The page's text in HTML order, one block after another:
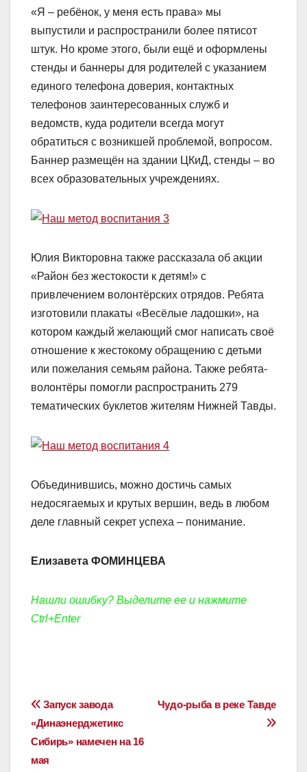
«Я – ребёнок, у меня есть права» мы
выпустили и распространили более пятисот
штук. Но кроме этого, были ещё и оформлены
стенды и баннеры для родителей с указанием
единого телефона доверия, контактных
телефонов заинтересованных служб и
ведомств, куда родители всегда могут
обратиться с возникшей проблемой, вопросом.
Баннер размещён на здании ЦКиД, стенды – во
всех образовательных учреждениях.
Юлия Викторовна также рассказала об акции
«Район без жестокости к детям!» с
привлечением волонтёрских отрядов. Ребята
изготовили плакаты «Весёлые ладошки», на
котором каждый желающий смог написать своё
отношение к жестокому обращению с детьми
или пожелания семьям района. Также ребята-
волонтёры помогли распространить 279
тематических буклетов жителям Нижней Тавды.
Объединившись, можно достичь самых
недосягаемых и крутых вершин, ведь в любом
деле главный секрет успеха – понимание.
Елизавета ФОМИНЦЕВА
Нашли ошибку? Выделите ее и нажмите
Ctrl+Enter
Навигация
по
записям
Чудо-рыба в реке Тавде
Запуск завода
«Динаэнерджетикс
Сибирь» намечен на 16
мая